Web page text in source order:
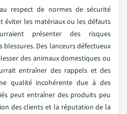
respect de normes de sécurité
éviter les matériaux ou les défauts
présenter des risques
Des lanceurs défectueux
des animaux domestiques ou
entraîner des rappels et des
qualité incohérente due à des
peut entraîner des produits peu
des clients et la réputation de la